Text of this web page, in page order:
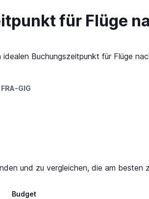
für Flüge
Buchungszeitpunkt für Flüge
FRA-GIG
und zu vergleichen, die am besten
Budget